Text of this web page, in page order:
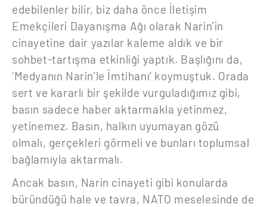
edebilenler bilir, biz daha önce İletişim
Emekçileri Dayanışma Ağı olarak Narin’in
cinayetine dair yazılar kaleme aldık ve bir
sohbet-tartışma etkinliği yaptık. Başlığını da,
‘Medyanın Narin’le İmtihanı’ koymuştuk. Orada
sert ve kararlı bir şekilde vurguladığımız gibi,
basın sadece haber aktarmakla yetinmez,
yetinemez. Basın, halkın uyumayan gözü
olmalı, gerçekleri görmeli ve bunları toplumsal
bağlamıyla aktarmalı.
Ancak basın, Narin cinayeti gibi konularda
büründüğü hale ve tavra, NATO meselesinde de